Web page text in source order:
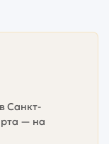
Санкт-
— на